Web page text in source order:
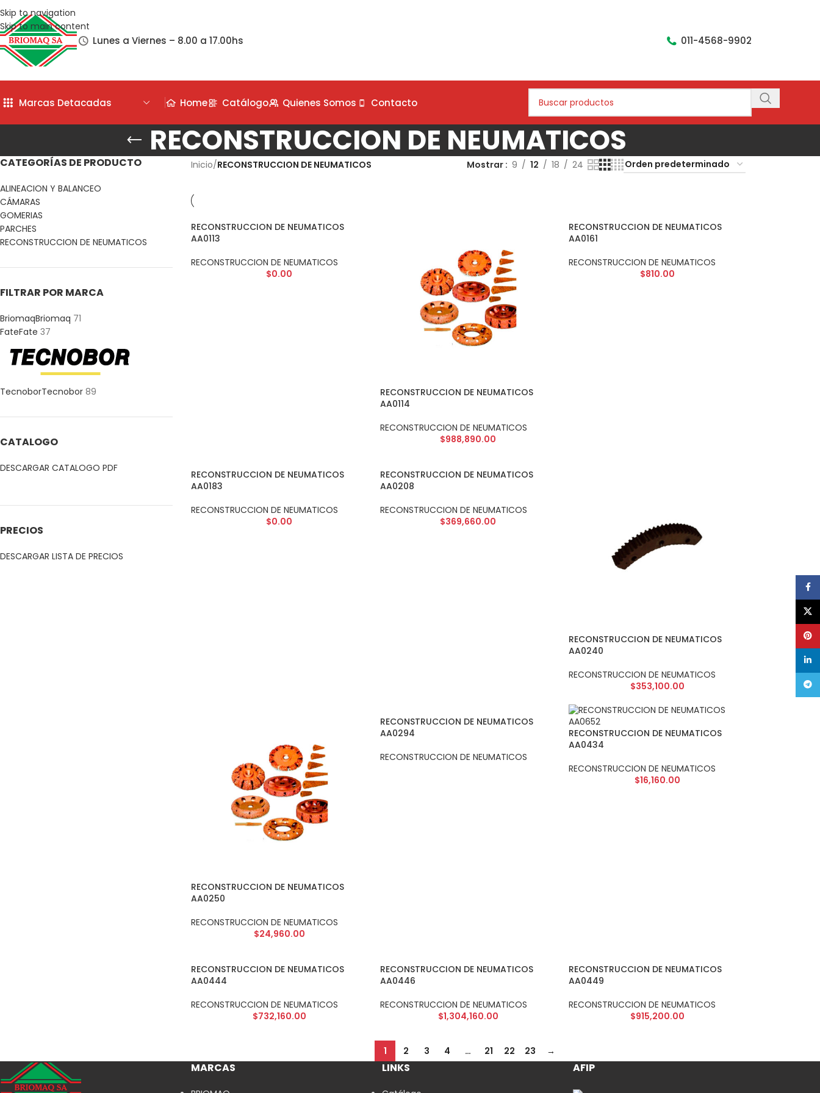
Skip to navigation
Skip to main content
Lunes a Viernes – 8.00 a 17.00hs 011-4568-9902
Marcas Detacadas Home Catálogo Quienes Somos Contacto
RECONSTRUCCION DE NEUMATICOS
CATEGORÍAS DE PRODUCTO
ALINEACION Y BALANCEO
CÁMARAS
GOMERIAS
PARCHES
RECONSTRUCCION DE NEUMATICOS
FILTRAR POR MARCA
BriomaqBriomaq 71
FateFate 37
TecnoborTecnobor 89
CATALOGO
DESCARGAR CATALOGO PDF
PRECIOS
DESCARGAR LISTA DE PRECIOS
Inicio/RECONSTRUCCION DE NEUMATICOS Mostrar 9 12 18 24
RECONSTRUCCION DE NEUMATICOS
AA0113
RECONSTRUCCION DE NEUMATICOS
$0.00
RECONSTRUCCION DE NEUMATICOS
AA0114
RECONSTRUCCION DE NEUMATICOS
$988,890.00
RECONSTRUCCION DE NEUMATICOS
AA0161
RECONSTRUCCION DE NEUMATICOS
$810.00
RECONSTRUCCION DE NEUMATICOS
AA0183
RECONSTRUCCION DE NEUMATICOS
$0.00
RECONSTRUCCION DE NEUMATICOS
AA0208
RECONSTRUCCION DE NEUMATICOS
$369,660.00
RECONSTRUCCION DE NEUMATICOS
AA0240
RECONSTRUCCION DE NEUMATICOS
$353,100.00
RECONSTRUCCION DE NEUMATICOS
AA0250
RECONSTRUCCION DE NEUMATICOS
$24,960.00
RECONSTRUCCION DE NEUMATICOS
AA0294
RECONSTRUCCION DE NEUMATICOS
RECONSTRUCCION DE NEUMATICOS
AA0434
RECONSTRUCCION DE NEUMATICOS
$16,160.00
RECONSTRUCCION DE NEUMATICOS
AA0444
RECONSTRUCCION DE NEUMATICOS
$732,160.00
RECONSTRUCCION DE NEUMATICOS
AA0446
RECONSTRUCCION DE NEUMATICOS
$1,304,160.00
RECONSTRUCCION DE NEUMATICOS
AA0449
RECONSTRUCCION DE NEUMATICOS
$915,200.00
1 2 3 4 … 21 22 23 →
MARCAS LINKS AFIP